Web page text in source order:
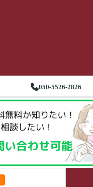
050-5526-2826